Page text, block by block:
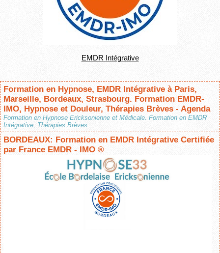
EMDR Intégrative
Formation en Hypnose, EMDR Intégrative à Paris,
Marseille, Bordeaux, Strasbourg. Formation EMDR-
IMO, Hypnose et Douleur, Thérapies Brèves - Agenda
Formation en Hypnose Ericksonienne et Médicale. Formation en EMDR
Intégrative, Thérapies Brèves.
BORDEAUX: Formation en EMDR Intégrative Certifiée
par France EMDR - IMO ®